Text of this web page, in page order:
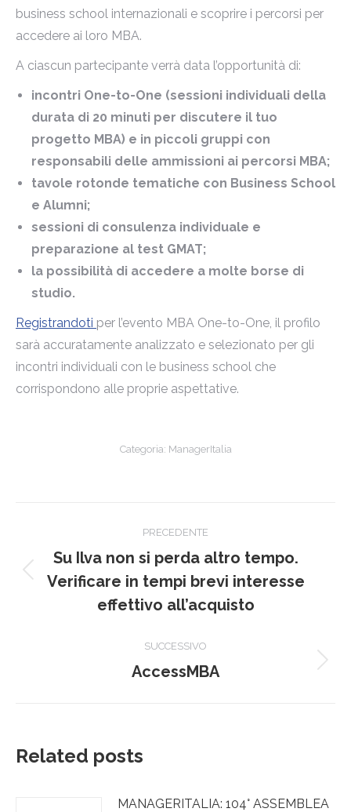
business school internazionali e scoprire i percorsi per
accedere ai loro MBA.
A ciascun partecipante verrà data l’opportunità di:
incontri One-to-One (sessioni individuali della
durata di 20 minuti per discutere il tuo
progetto MBA) e in piccoli gruppi con
responsabili delle ammissioni ai percorsi MBA;
tavole rotonde tematiche con Business School
e Alumni;
sessioni di consulenza individuale e
preparazione al test GMAT;
la possibilità di accedere a molte borse di
studio.
Registrandoti per l’evento MBA One-to-One, il profilo
sarà accuratamente analizzato e selezionato per gli
incontri individuali con le business school che
corrispondono alle proprie aspettative.
Categoria: ManagerItalia
tra
PRECEDENTE
Post
precedente:
Su Ilva non si perda altro tempo.
Verificare in tempi brevi interesse
effettivo all’acquisto
SUCCESSIVO
Prossimo
AccessMBA
Related posts
MANAGERITALIA: 104° ASSEMBLEA